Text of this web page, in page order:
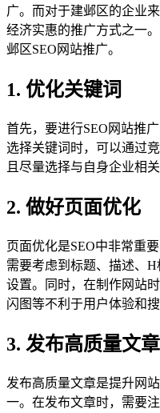
广。而对于建邺区的企业
经济实惠的推广方式之一
邺区SEO网站推广。
1. 优化关键词
首先，要进行SEO网站推
选择关键词时，可以通过
且尽量选择与自身企业相
2. 做好页面优化
页面优化是SEO中非常重
需要考虑到标题、描述、
设置。同时，在制作网站
闪图等不利于用户体验和
3. 发布高质量文章
发布高质量文章是提升网
一。在发布文章时，需要